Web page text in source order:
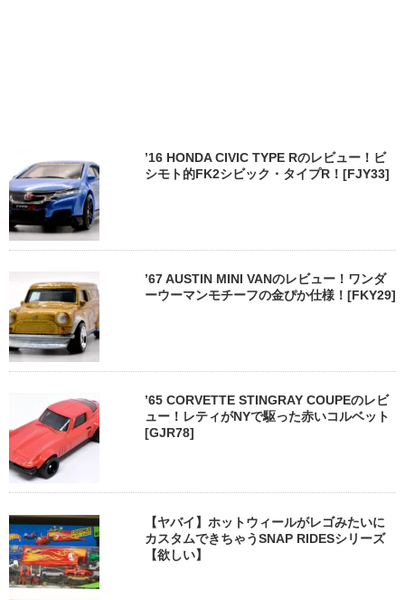
’16 HONDA CIVIC TYPE Rのレビュー！ビ
シモト的FK2シビック・タイプR！[FJY33]
’67 AUSTIN MINI VANのレビュー！ワンダ
ーウーマンモチーフの金ぴか仕様！[FKY29]
’65 CORVETTE STINGRAY COUPEのレビ
ュー！レティがNYで駆った赤いコルベット
[GJR78]
【ヤバイ】ホットウィールがレゴみたいに
カスタムできちゃうSNAP RIDESシリーズ
【欲しい】